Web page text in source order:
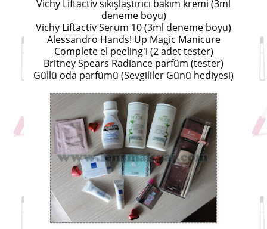
Vichy Liftactiv sıkışlaştırıcı bakım kremi (3ml
deneme boyu)
Vichy Liftactiv Serum 10 (3ml deneme boyu)
Alessandro Hands! Up Magic Manicure
Complete el peeling'i (2 adet tester)
Britney Spears Radiance parfüm (tester)
Güllü oda parfümü (Sevgililer Günü hediyesi)